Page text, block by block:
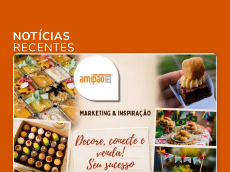
NOTÍCIAS
RECENTES